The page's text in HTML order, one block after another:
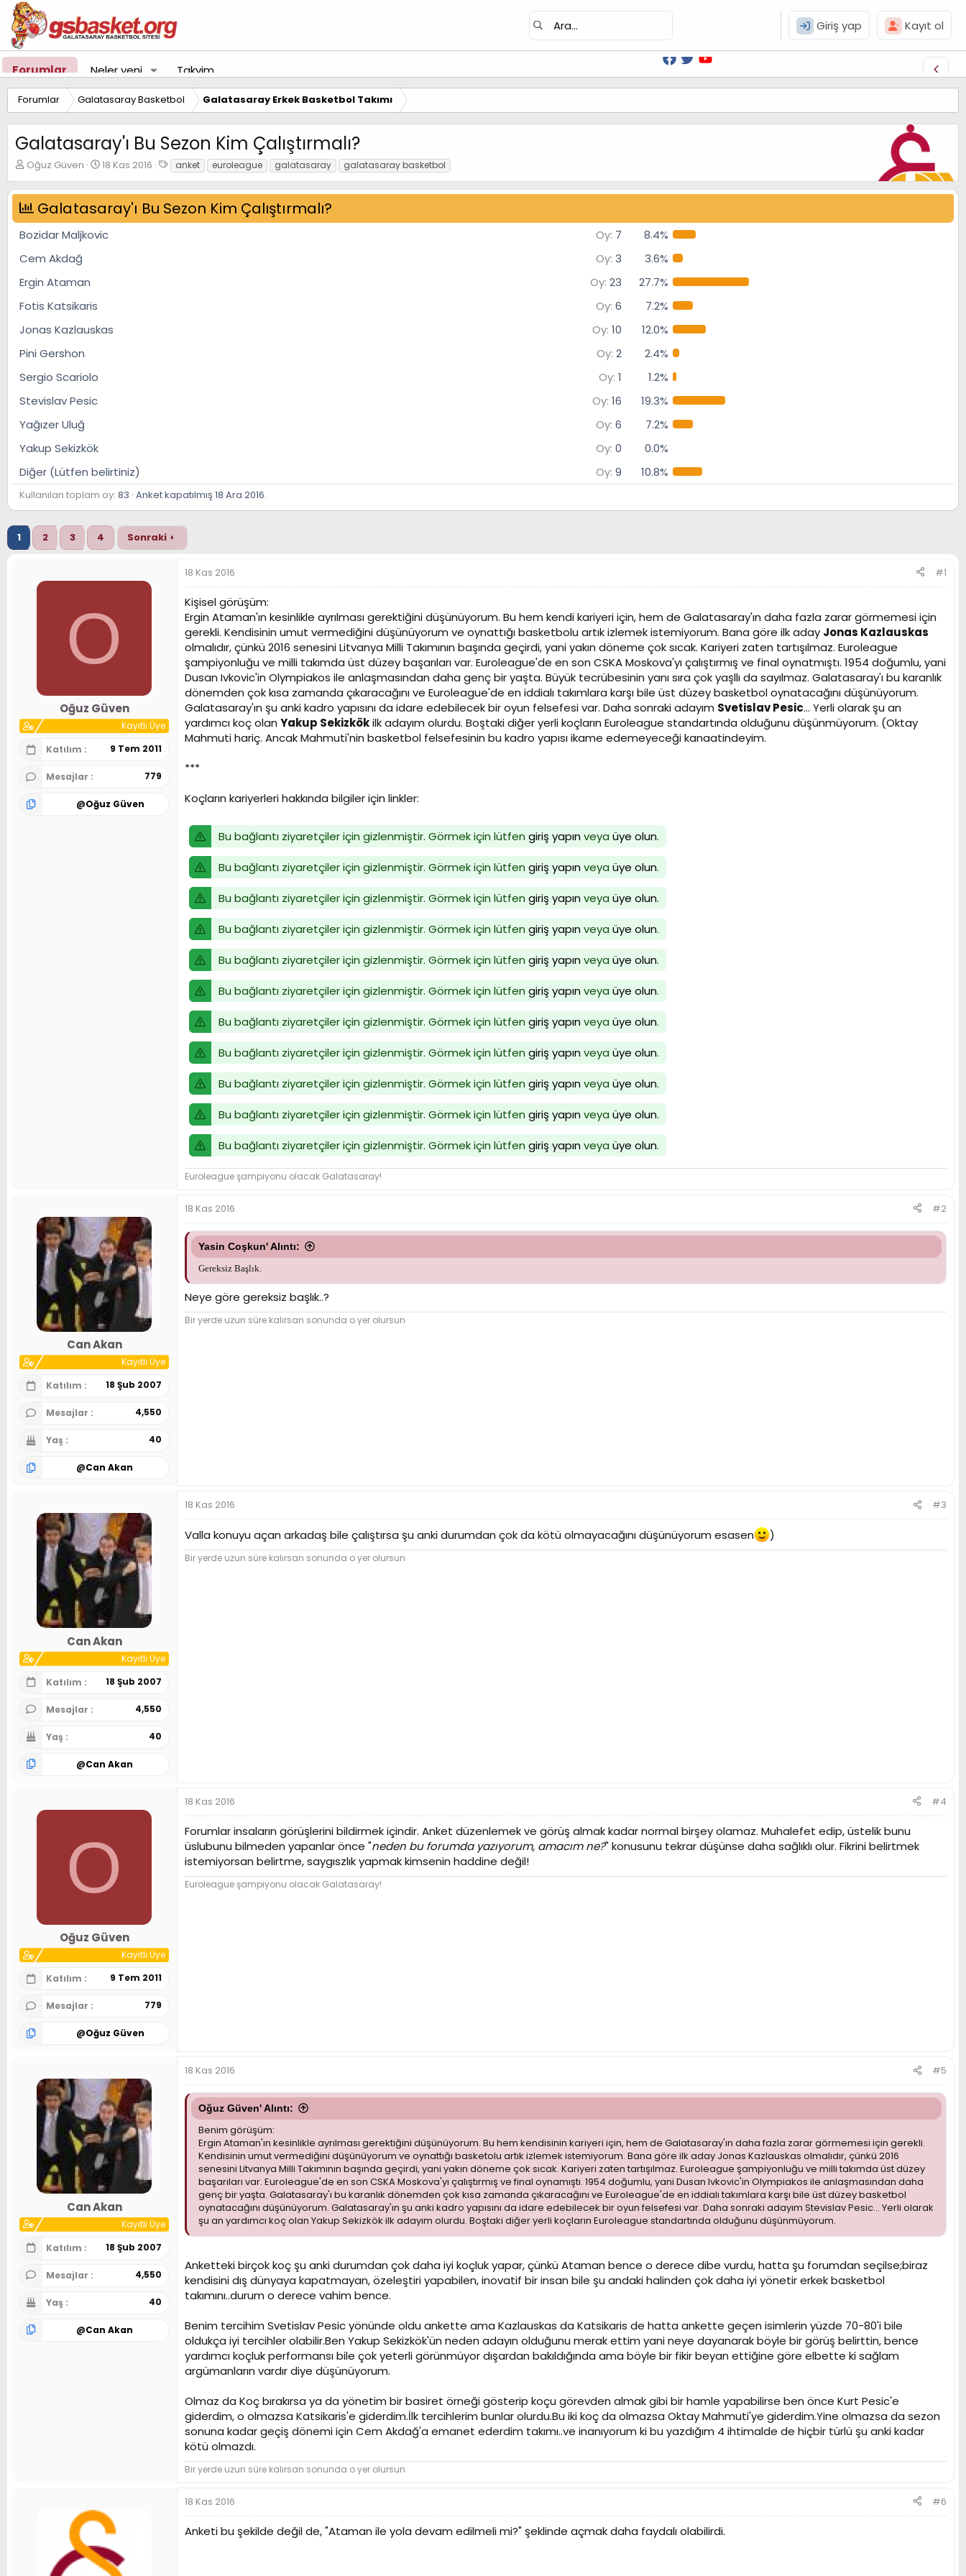
Giriş yap Kayıt ol
Forumlar Neler yeni Takvim
Forumlar Galatasaray Basketbol Galatasaray Erkek Basketbol Takımı
Galatasaray'ı Bu Sezon Kim Çalıştırmalı?
K
n
u
y
B
a
l
a
t
n
Oğuz Güven
B
ş
l
a
g
h
18 Kas 2016
E
i
k
e
anket euroleague galatasaray galatasaray basketbol
Galatasaray'ı Bu Sezon Kim Çalıştırmalı?
Bozidar Maljkovic Oy: 7
8.4%
Cem Akdağ
Oy: 3
3.6%
Ergin Ataman
Oy: 23
27.7%
Fotis Katsikaris
Oy: 6
7.2%
Jonas Kazlauskas
Oy: 10
12.0%
Pini Gershon
Oy: 2
2.4%
Sergio Scariolo
Oy: 1
1.2%
Stevislav Pesic
Oy: 16
19.3%
Yağızer Uluğ
Oy: 6
7.2%
Yakup Sekizkök
Oy: 0
0.0%
Diğer (Lütfen belirtiniz)
Oy: 9 10.8%
Kullanılan toplam oy 83 Anket kapatılmış 18 Ara 2016.
1 2 3 4 Sonraki
O
Oğuz Güven
Kayıtlı Üye
Katılım
9 Tem 2011
Mesajlar 779
@Oğuz Güven
18 Kas 2016 #1
Kişisel görüşüm:
Ergin Ataman'ın kesinlikle ayrılması gerektiğini düşünüyorum. Bu hem kendi kariyeri için, hem de Galatasaray'ın daha fazla zarar görmemesi için
gerekli. Kendisinin umut vermediğini düşünüyorum ve oynattığı basketbolu artık izlemek istemiyorum. Bana göre ilk aday Jonas Kazlauskas
olmalıdır, çünkü 2016 senesini Litvanya Milli Takımının başında geçirdi, yani yakın döneme çok sıcak. Kariyeri zaten tartışılmaz. Euroleague
şampiyonluğu ve milli takımda üst düzey başarıları var. Euroleague'de en son CSKA Moskova'yı çalıştırmış ve final oynatmıştı. 1954 doğumlu, yani
Dusan Ivkovic'in Olympiakos ile anlaşmasından daha genç bir yaşta. Büyük tecrübesinin yanı sıra çok yaşllı da sayılmaz. Galatasaray'ı bu karanlık
dönemden çok kısa zamanda çıkaracağını ve Euroleague'de en iddialı takımlara karşı bile üst düzey basketbol oynatacağını düşünüyorum.
Galatasaray'ın şu anki kadro yapısını da idare edebilecek bir oyun felsefesi var. Daha sonraki adayım Svetislav Pesic... Yerli olarak şu an
yardımcı koç olan Yakup Sekizkökilk adayım olurdu. Boştaki diğer yerli koçların Euroleague standartında olduğunu düşünmüyorum. (Oktay
Mahmuti hariç. Ancak Mahmuti'nin basketbol felsefesinin bu kadro yapısı ikame edemeyeceği kanaatindeyim.
***
Koçların kariyerleri hakkında bilgiler için linkler:
Bu bağlantı ziyaretçiler için gizlenmiştir. Görmek için lütfen giriş yapınveya üye olun.
Bu bağlantı ziyaretçiler için gizlenmiştir. Görmek için lütfen giriş yapınveya üye olun.
Bu bağlantı ziyaretçiler için gizlenmiştir. Görmek için lütfen giriş yapınveya üye olun.
Bu bağlantı ziyaretçiler için gizlenmiştir. Görmek için lütfen giriş yapınveya üye olun.
Bu bağlantı ziyaretçiler için gizlenmiştir. Görmek için lütfen giriş yapınveya üye olun.
Bu bağlantı ziyaretçiler için gizlenmiştir. Görmek için lütfen giriş yapınveya üye olun.
Bu bağlantı ziyaretçiler için gizlenmiştir. Görmek için lütfen giriş yapınveya üye olun.
Bu bağlantı ziyaretçiler için gizlenmiştir. Görmek için lütfen giriş yapınveya üye olun.
Bu bağlantı ziyaretçiler için gizlenmiştir. Görmek için lütfen giriş yapınveya üye olun.
Bu bağlantı ziyaretçiler için gizlenmiştir. Görmek için lütfen giriş yapınveya üye olun.
Bu bağlantı ziyaretçiler için gizlenmiştir. Görmek için lütfen giriş yapınveya üye olun.
Euroleague şampiyonu olacak Galatasaray!
Can Akan
Kayıtlı Üye
Katılım
18 Şub 2007
Mesajlar 4,550
Yaş 40
@Can Akan
18 Kas 2016 #2
Yasin Coşkun' Alıntı:
Gereksiz Başlık.
Neye göre gereksiz başlık..?
Bir yerde uzun süre kalırsan sonunda o yer olursun
Can Akan
Kayıtlı Üye
Katılım
18 Şub 2007
Mesajlar 4,550
Yaş 40
@Can Akan
18 Kas 2016 #3
Valla konuyu açan arkadaş bile çalıştırsa şu anki durumdan çok da kötü olmayacağını düşünüyorum esasen )
Bir yerde uzun süre kalırsan sonunda o yer olursun
O
Oğuz Güven
Kayıtlı Üye
Katılım
9 Tem 2011
Mesajlar 779
@Oğuz Güven
18 Kas 2016 #4
Forumlar insaların görüşlerini bildirmek içindir. Anket düzenlemek ve görüş almak kadar normal birşey olamaz. Muhalefet edip, üstelik bunu
üslubunu bilmeden yapanlar önce "neden bu forumda yazıyorum, amacım ne?" konusunu tekrar düşünse daha sağlıklı olur. Fikrini belirtmek
istemiyorsan belirtme, saygıszlık yapmak kimsenin haddine değil!
Euroleague şampiyonu olacak Galatasaray!
Can Akan
Kayıtlı Üye
Katılım
18 Şub 2007
Mesajlar 4,550
Yaş 40
@Can Akan
18 Kas 2016 #5
Oğuz Güven' Alıntı:
Benim görüşüm:
Ergin Ataman'ın kesinlikle ayrılması gerektiğini düşünüyorum. Bu hem kendisinin kariyeri için, hem de Galatasaray'ın daha fazla zarar görmemesi için gerekli.
Kendisinin umut vermediğini düşünüyorum ve oynattığı basketolu artık izlemek istemiyorum. Bana göre ilk aday Jonas Kazlauskas olmalıdır, çünkü 2016
senesini Litvanya Milli Takımının başında geçirdi, yani yakın döneme çok sıcak. Kariyeri zaten tartışılmaz. Euroleague şampiyonluğu ve milli takımda üst düzey
başarıları var. Euroleague'de en son CSKA Moskova'yı çalıştırmış ve final oynamıştı. 1954 doğumlu, yani Dusan Ivkovic'in Olympiakos ile anlaşmasından daha
genç bir yaşta. Galatasaray'ı bu karanlık dönemden çok kısa zamanda çıkaracağını ve Euroleague'de en iddialı takımlara karşı bile üst düzey basketbol
oynatacağını düşünüyorum. Galatasaray'ın şu anki kadro yapısını da idare edebilecek bir oyun felsefesi var. Daha sonraki adayım Stevislav Pesic... Yerli olarak
şu an yardımcı koç olan Yakup Sekizkök ilk adayım olurdu. Boştaki diğer yerli koçların Euroleague standartında olduğunu düşünmüyorum.
Anketteki birçok koç şu anki durumdan çok daha iyi koçluk yapar, çünkü Ataman bence o derece dibe vurdu, hatta şu forumdan seçilse;biraz
kendisini dış dünyaya kapatmayan, özeleştiri yapabilen, inovatif bir insan bile şu andaki halinden çok daha iyi yönetir erkek basketbol
takımını..durum o derece vahim bence.
Benim tercihim Svetislav Pesic yönünde oldu ankette ama Kazlauskas da Katsikaris de hatta ankette geçen isimlerin yüzde 70-80'i bile
oldukça iyi tercihler olabilir.Ben Yakup Sekizkök'ün neden adayın olduğunu merak ettim yani neye dayanarak böyle bir görüş belirttin, bence
yardımcı koçluk performansı bile çok yeterli görünmüyor dışardan bakıldığında ama böyle bir fikir beyan ettiğine göre elbette ki sağlam
argümanların vardır diye düşünüyorum.
Olmaz da Koç bırakırsa ya da yönetim bir basiret örneği gösterip koçu görevden almak gibi bir hamle yapabilirse ben önce Kurt Pesic'e
giderdim, o olmazsa Katsikaris'e giderdim.İlk tercihlerim bunlar olurdu.Bu iki koç da olmazsa Oktay Mahmuti'ye giderdim.Yine olmazsa da sezon
sonuna kadar geçiş dönemi için Cem Akdağ'a emanet ederdim takımı..ve inanıyorum ki bu yazdığım 4 ihtimalde de hiçbir türlü şu anki kadar
kötü olmazdı.
Bir yerde uzun süre kalırsan sonunda o yer olursun
18 Kas 2016 #6
Anketi bu şekilde değil de, "Ataman ile yola devam edilmeli mi?" şeklinde açmak daha faydalı olabilirdi.